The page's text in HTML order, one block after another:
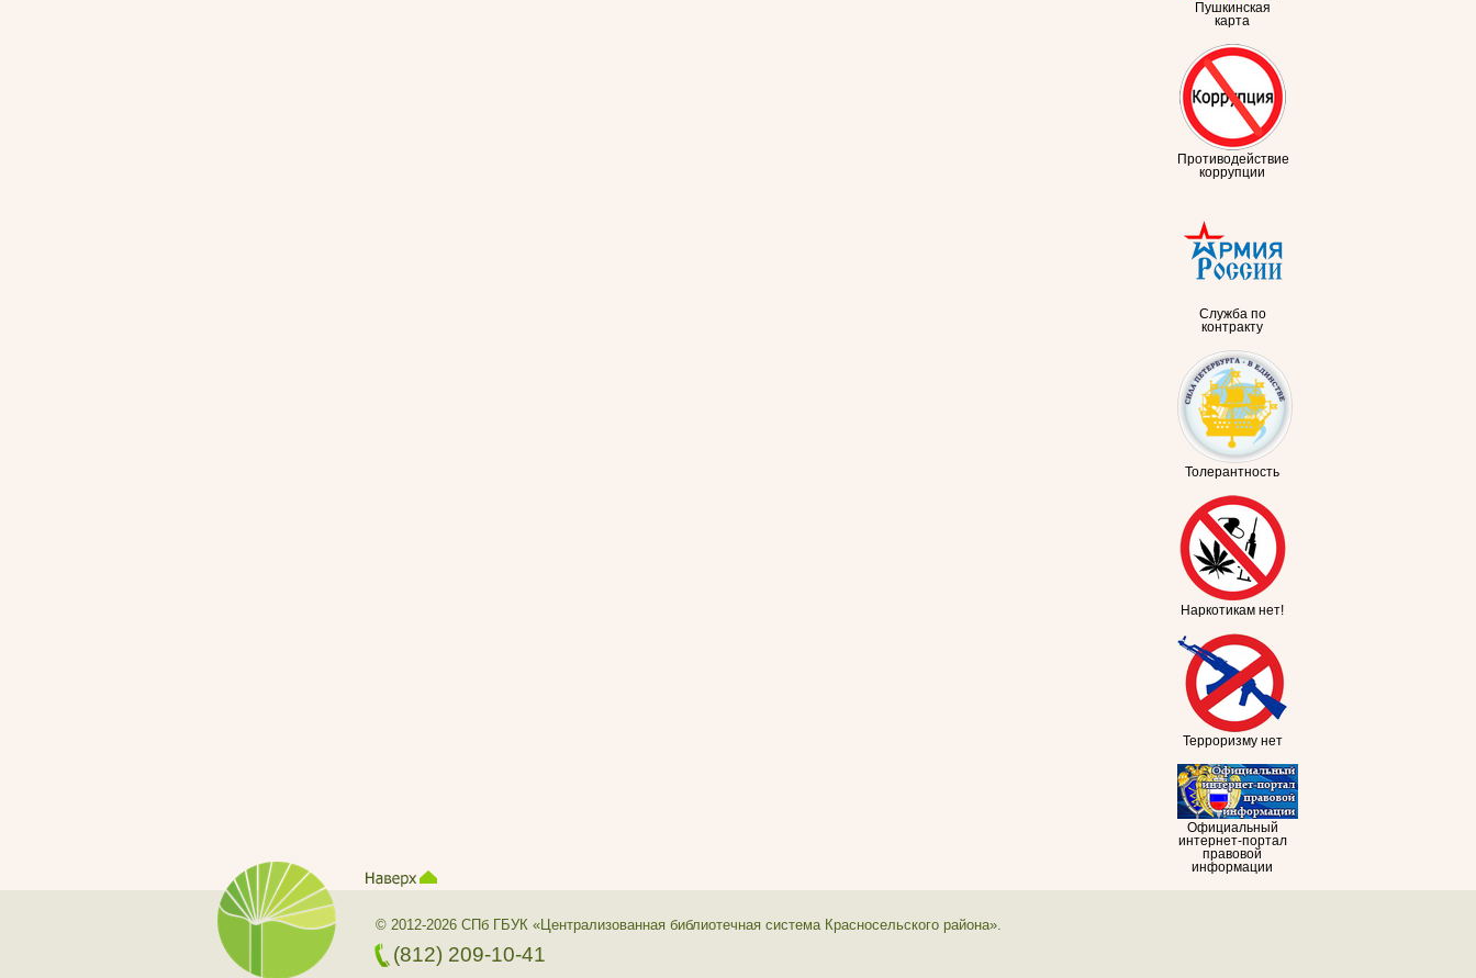
Пушкинская
карта
Противодействие
коррупции
Служба по
контракту
Толерантность
Наркотикам нет!
Терроризму нет
Официальный
интернет-портал
правовой
информации
© 2012-2026 СПб ГБУК «Централизованная библиотечная система Красносельского района».
(812) 209-10-41